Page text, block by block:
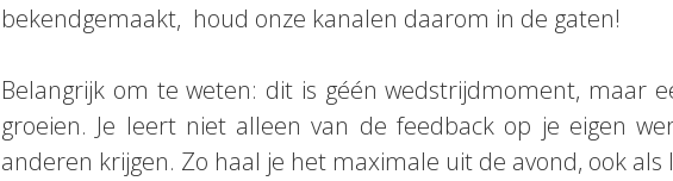
bekendgemaakt, houd onze kanalen daarom in de gaten!
Belangrijk om te weten: dit is géén wedstrijdmoment, maar
groeien. Je leert niet alleen van de feedback op je eigen
anderen krijgen. Zo haal je het maximale uit de avond, ook als